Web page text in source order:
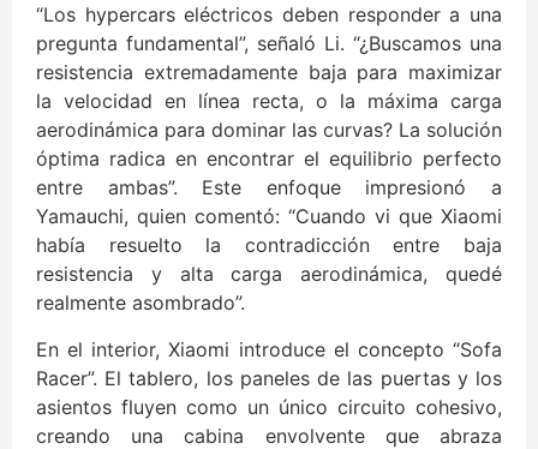
“Los hypercars eléctricos deben responder a una
pregunta fundamental”, señaló Li. “¿Buscamos una
resistencia extremadamente baja para maximizar
la velocidad en línea recta, o la máxima carga
aerodinámica para dominar las curvas? La solución
óptima radica en encontrar el equilibrio perfecto
entre ambas”. Este enfoque impresionó a
Yamauchi, quien comentó: “Cuando vi que Xiaomi
había resuelto la contradicción entre baja
resistencia y alta carga aerodinámica, quedé
realmente asombrado”.
En el interior, Xiaomi introduce el concepto “Sofa
Racer”. El tablero, los paneles de las puertas y los
asientos fluyen como un único circuito cohesivo,
creando una cabina envolvente que abraza